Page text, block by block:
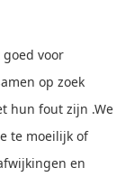
voor
op zoek
hun fout zijn .We
te moeilijk of
en